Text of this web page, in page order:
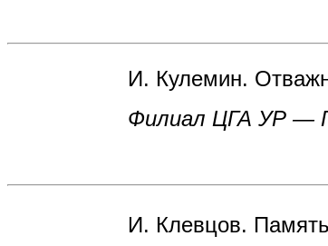
И. Кулемин.
Филиал ЦГА УР —
И. Клевцов. Память